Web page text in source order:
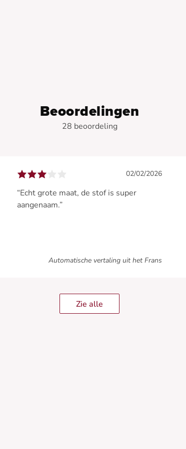
Beoordelingen
28 beoordeling
02/02/2026
“Echt grote maat, de stof is super
aangenaam.”
Automatische vertaling uit het Frans
Zie alle